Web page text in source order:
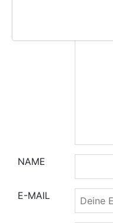
NAME
E-MAIL